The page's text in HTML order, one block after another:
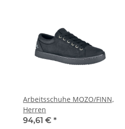
Arbeitsschuhe MOZO/FINN,
Herren
94,61 € *